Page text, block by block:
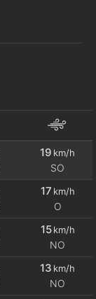
19 km/h
SO
17 km/h
O
15 km/h
NO
13 km/h
NO